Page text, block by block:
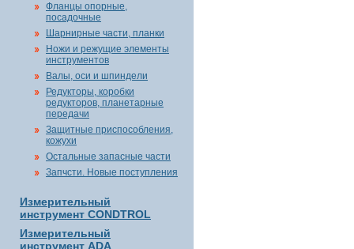
Фланцы опорные,
посадочные
Шарнирные части, планки
Ножи и режущие элементы
инструментов
Валы, оси и шпиндели
Редукторы, коробки
редукторов, планетарные
передачи
Защитные приспособления,
кожухи
Остальные запасные части
Запчсти. Новые поступления
Измерительный
инструмент CONDTROL
Измерительный
инструмент ADA